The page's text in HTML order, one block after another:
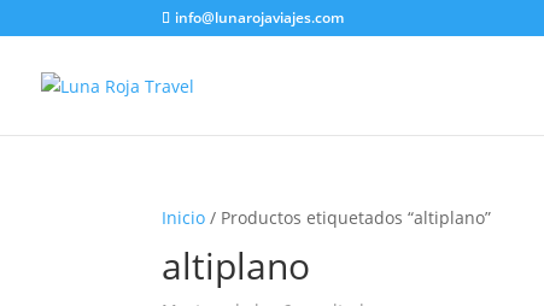
info@lunarojaviajes.com
Inicio / Productos etiquetados “altiplano”
altiplano